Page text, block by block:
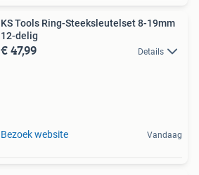
KS Tools Ring-Steeksleutelset 8-19mm
12-delig
€ 47,99 Details
Bezoek website Vandaag